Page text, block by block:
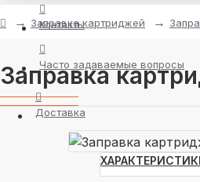
Контакты
Часто задаваемые вопросы
Доставка
Заправка картриджей
Заправка